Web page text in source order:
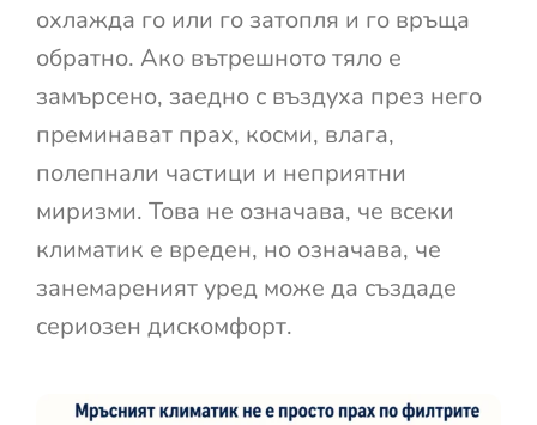
охлажда го или го затопля и го връща
обратно. Ако вътрешното тяло е
замърсено, заедно с въздуха през него
преминават прах, косми, влага,
полепнали частици и неприятни
миризми. Това не означава, че всеки
климатик е вреден, но означава, че
занемареният уред може да създаде
сериозен дискомфорт.